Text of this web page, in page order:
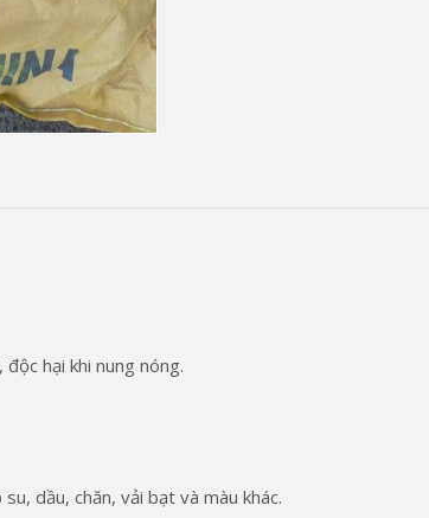
hại khi nung nóng.
dầu, chăn, vải bạt và màu khác.